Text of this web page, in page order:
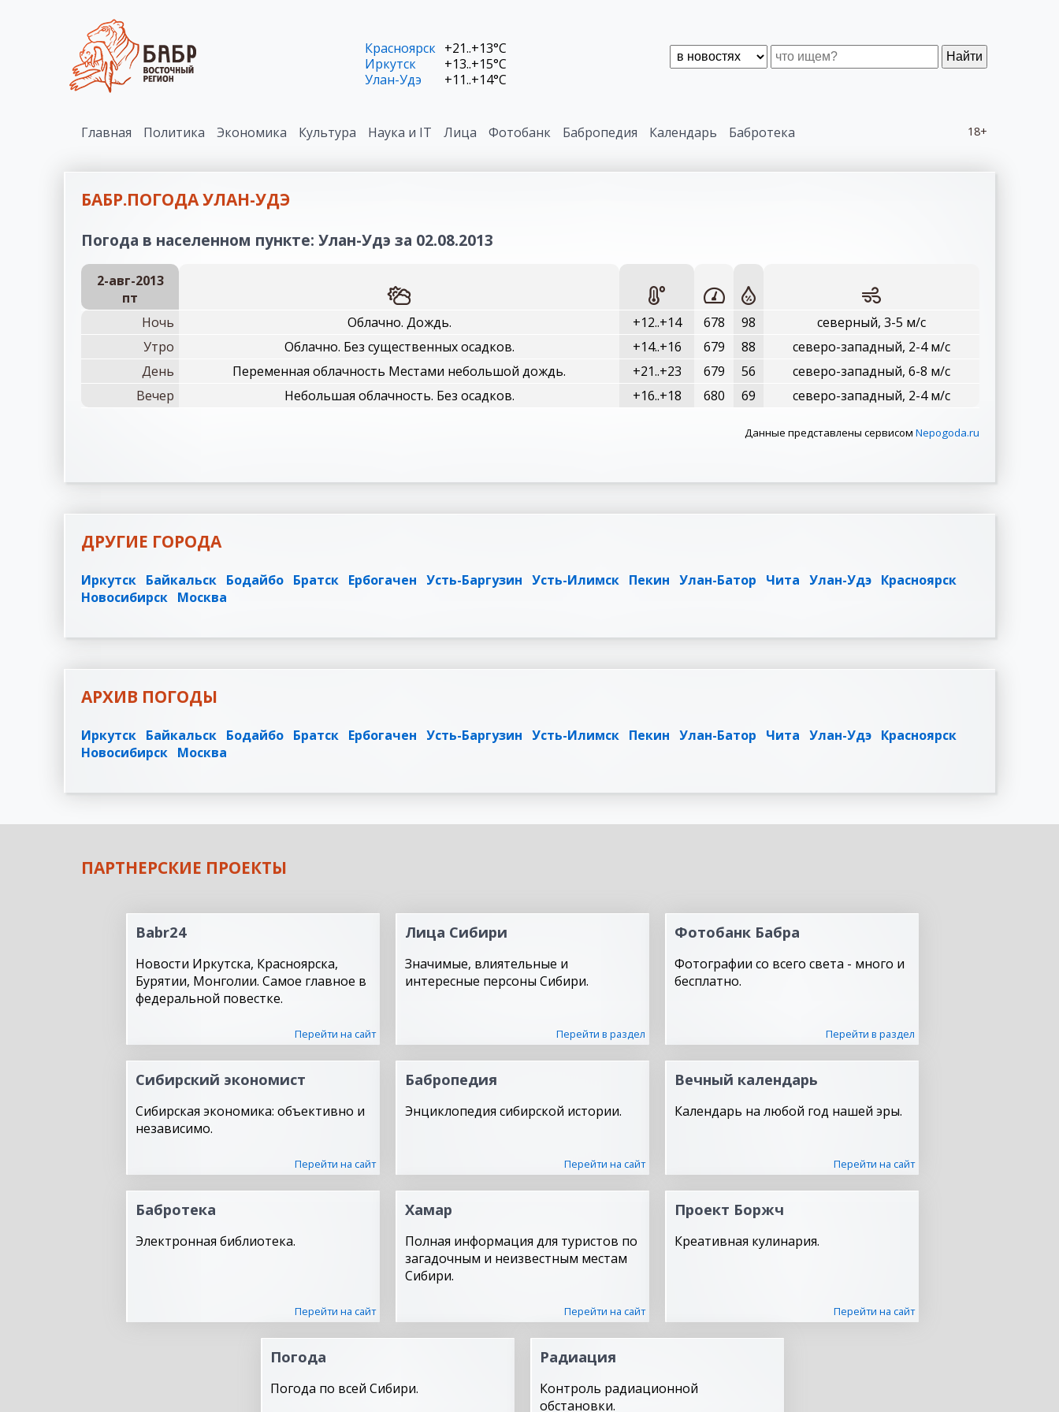
Найти
Красноярск +21..+13°C
Иркутск
+13..+15°C
Улан-Удэ
+11..+14°C
18+
Главная Политика Экономика Культура Наука и IT Лица Фотобанк Бабропедия Календарь Бабротека
БАБР.ПОГОДА УЛАН-УДЭ
Погода в населенном пункте: Улан-Удэ за 02.08.2013
2-авг-2013
пт
Ночь
Облачно. Дождь. +12..+14 678 98
северный, 3-5 м/с
Утро
Облачно. Без существенных осадков. +14..+16 679 88
северо-западный, 2-4 м/с
День
Переменная облачность Местами небольшой дождь. +21..+23 679 56
северо-западный, 6-8 м/с
Вечер
Небольшая облачность. Без осадков. +16..+18 680 69 северо-западный, 2-4 м/с
Данные представлены сервисом Nepogoda.ru
ДРУГИЕ ГОРОДА
Иркутск Байкальск Бодайбо Братск Ербогачен Усть-Баргузин Усть-Илимск Пекин Улан-Батор Чита Улан-Удэ Красноярск
Новосибирск Москва
АРХИВ ПОГОДЫ
Иркутск Байкальск Бодайбо Братск Ербогачен Усть-Баргузин Усть-Илимск Пекин Улан-Батор Чита Улан-Удэ Красноярск
Новосибирск Москва
ПАРТНЕРСКИЕ ПРОЕКТЫ
Babr24
Новости Иркутска, Красноярска,
Бурятии, Монголии. Самое главное в
федеральной повестке.
Перейти на сайт
Лица Сибири
Значимые, влиятельные и
интересные персоны Сибири.
Перейти в раздел
Фотобанк Бабра
Фотографии со всего света - много и
бесплатно.
Перейти в раздел
Сибирский экономист
Сибирская экономика: объективно и
независимо.
Перейти на сайт
Бабропедия
Энциклопедия сибирской истории.
Перейти на сайт
Вечный календарь
Календарь на любой год нашей эры.
Перейти на сайт
Бабротека
Электронная библиотека.
Перейти на сайт
Хамар
Полная информация для туристов по
загадочным и неизвестным местам
Сибири.
Перейти на сайт
Проект Боржч
Креативная кулинария.
Перейти на сайт
Погода
Погода по всей Сибири.
Радиация
Контроль радиационной
обстановки.